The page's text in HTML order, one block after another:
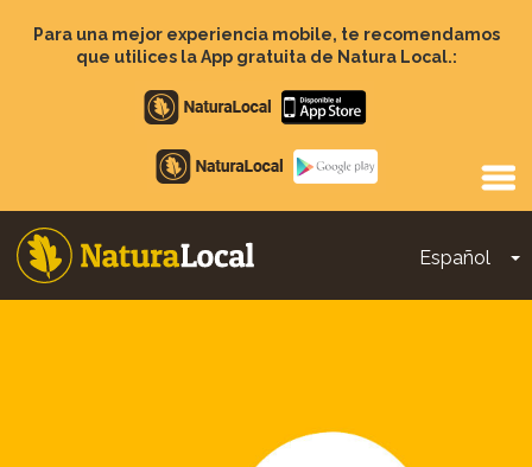
contenido
Para una mejor experiencia mobile, te recomendamos
que utilices la App gratuita de Natura Local.:
Apple
store
Google
Play
Español
Main